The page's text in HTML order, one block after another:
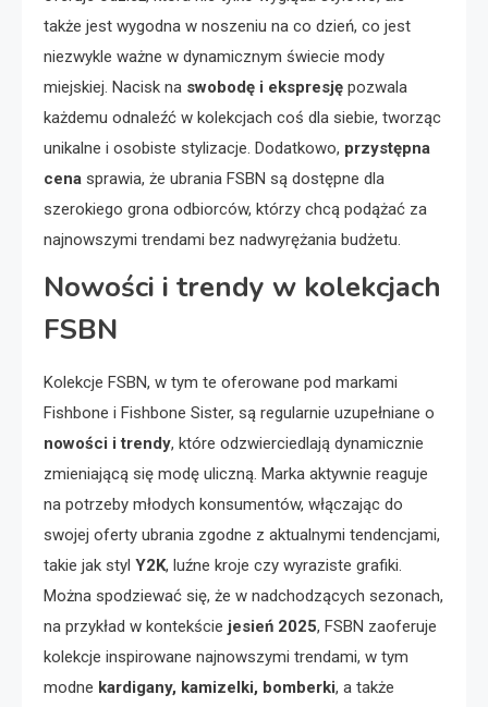
także jest wygodna w noszeniu na co dzień, co jest
niezwykle ważne w dynamicznym świecie mody
miejskiej. Nacisk na swobodę i ekspresję pozwala
każdemu odnaleźć w kolekcjach coś dla siebie, tworząc
unikalne i osobiste stylizacje. Dodatkowo, przystępna
cena sprawia, że ubrania FSBN są dostępne dla
szerokiego grona odbiorców, którzy chcą podążać za
najnowszymi trendami bez nadwyrężania budżetu.
Nowości i trendy w kolekcjach
FSBN
Kolekcje FSBN, w tym te oferowane pod markami
Fishbone i Fishbone Sister, są regularnie uzupełniane o
nowości i trendy, które odzwierciedlają dynamicznie
zmieniającą się modę uliczną. Marka aktywnie reaguje
na potrzeby młodych konsumentów, włączając do
swojej oferty ubrania zgodne z aktualnymi tendencjami,
takie jak styl Y2K, luźne kroje czy wyraziste grafiki.
Można spodziewać się, że w nadchodzących sezonach,
na przykład w kontekście jesień 2025, FSBN zaoferuje
kolekcje inspirowane najnowszymi trendami, w tym
modne kardigany, kamizelki, bomberki, a także